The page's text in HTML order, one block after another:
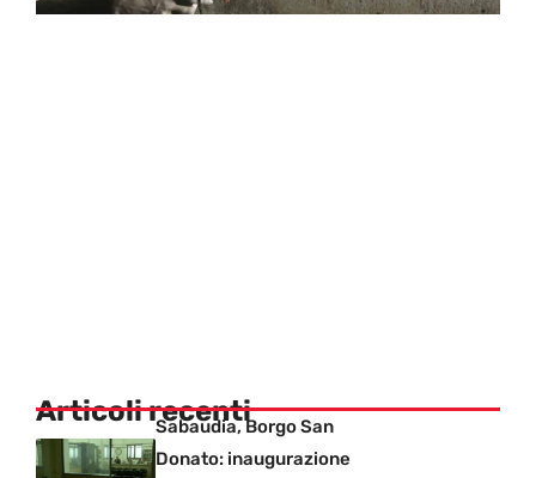
Articoli recenti
Sabaudia, Borgo San
Donato: inaugurazione